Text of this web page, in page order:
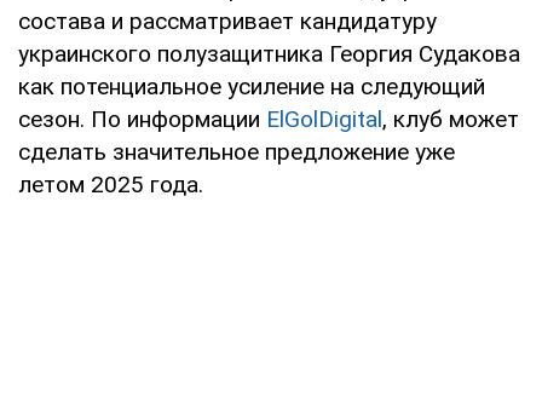
состава и рассматривает кандидатуру
украинского полузащитника Георгия Судакова
как потенциальное усиление на следующий
сезон. По информации ElGolDigital, клуб может
сделать значительное предложение уже
летом 2025 года.